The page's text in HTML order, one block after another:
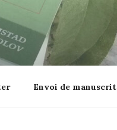
Envoi de manuscrit